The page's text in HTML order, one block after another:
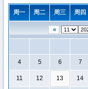
周一 周二 周三 周四
«
4 5 6 7
11 12 13 14